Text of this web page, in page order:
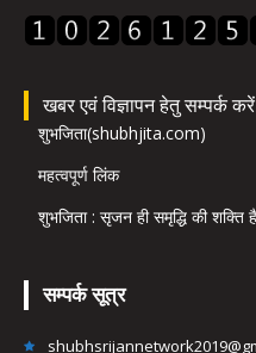
खबर एवं विज्ञापन हेतु सम्पर्क करें
शुभजिता(shubhjita.com)
महत्वपूर्ण लिंक
शुभजिता : सृजन ही समृद्धि की शक्ति है
सम्पर्क सूत्र